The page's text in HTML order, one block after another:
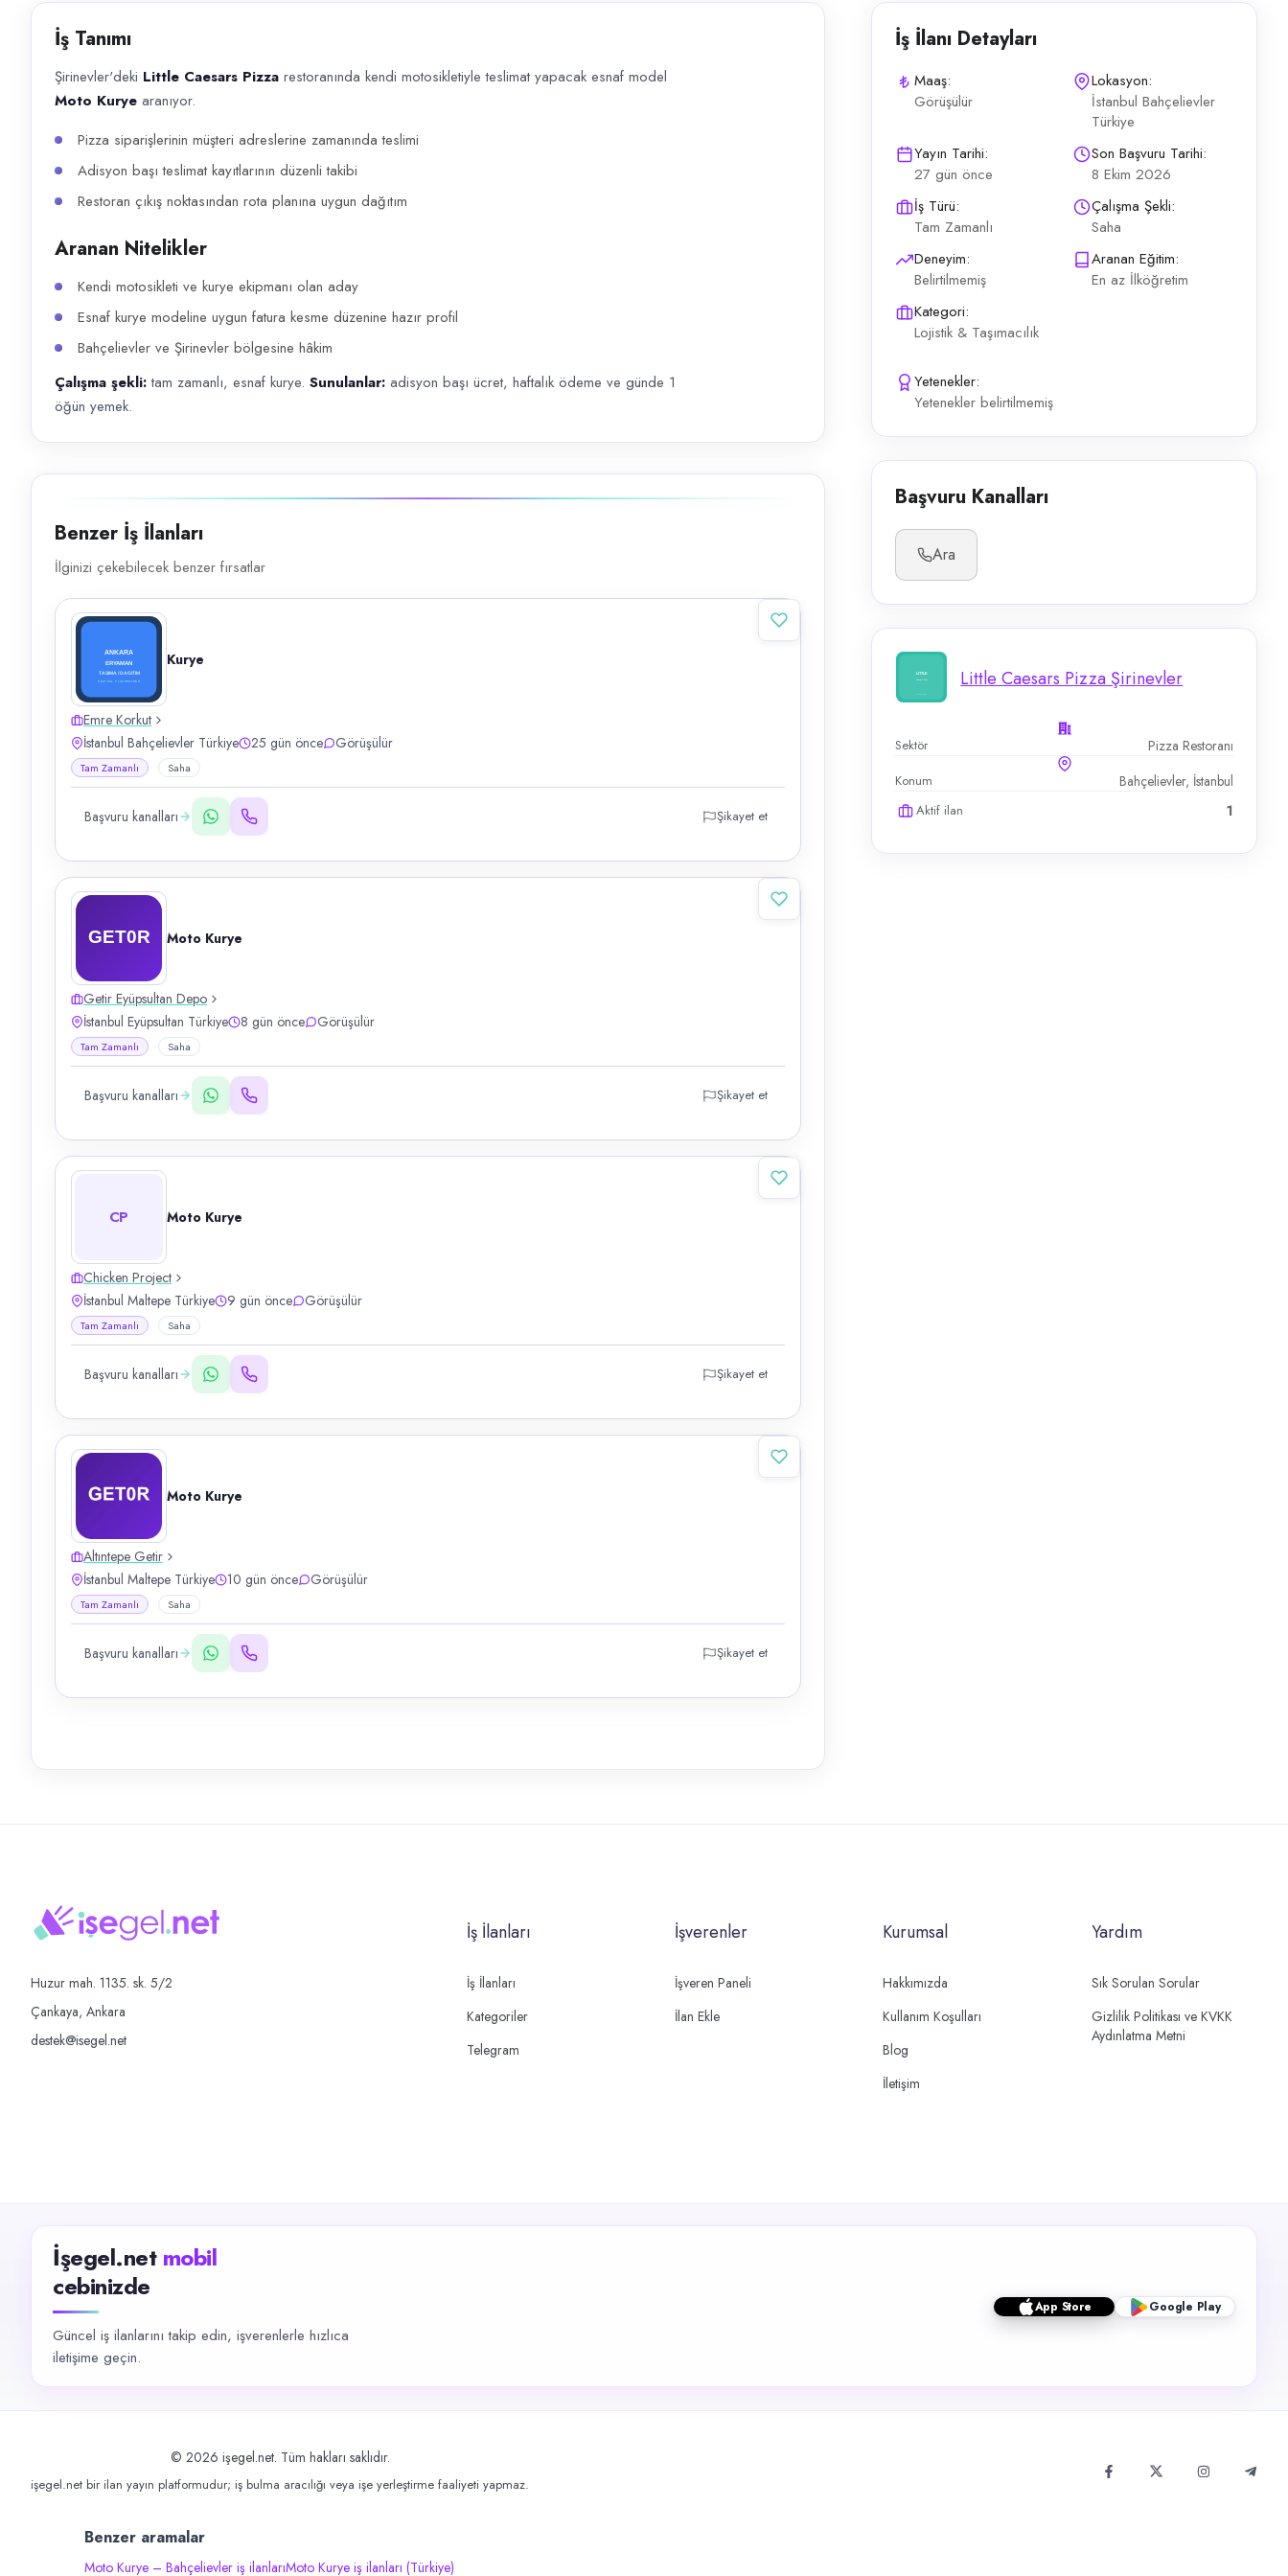
Başvuru kanalları
İlan açıklaması
Şirinevler'deki Little Caesars Pizza restoranında kendi motosikletiyle teslimat yapacak esnaf model Moto Kurye aranıyor. Pizza siparişlerinin müşteri adreslerine zamanında teslimi Adisyon başı teslimat
İş Tanımı
Şirinevler'deki Little Caesars Pizza restoranında kendi motosikletiyle teslimat yapacak esnaf model
Moto Kurye aranıyor.
Pizza siparişlerinin müşteri adreslerine zamanında teslimi
Adisyon başı teslimat kayıtlarının düzenli takibi
Restoran çıkış noktasından rota planına uygun dağıtım
Aranan Nitelikler
Kendi motosikleti ve kurye ekipmanı olan aday
Esnaf kurye modeline uygun fatura kesme düzenine hazır profil
Bahçelievler ve Şirinevler bölgesine hâkim
Çalışma şekli:tam zamanlı, esnaf kurye. Sunulanlar: adisyon başı ücret, haftalık ödeme ve günde 1
öğün yemek.
İş İlanı Detayları
Maaş:
Görüşülür
Lokasyon:
İstanbul Bahçelievler
Türkiye
Yayın Tarihi:
27 gün önce
Son Başvuru Tarihi:
8 Ekim 2026
İş Türü:
Tam Zamanlı
Çalışma Şekli:
Saha
Deneyim:
Belirtilmemiş
Aranan Eğitim:
En az İlköğretim
Kategori:
Lojistik & Taşımacılık
Yetenekler:
Yetenekler belirtilmemiş
Başvuru Kanalları
Ara
Little Caesars Pizza Şirinevler
Sektör Pizza Restoranı
Konum Bahçelievler, İstanbul
Aktif ilan 1
Benzer İş İlanları
İlginizi çekebilecek benzer fırsatlar
Kurye
Emre Korkut
İstanbul Bahçelievler Türkiye
25 gün önce Görüşülür
Tam Zamanlı Saha
Başvuru kanalları Şikayet et
Moto Kurye
Getir Eyüpsultan Depo
İstanbul Eyüpsultan Türkiye
8 gün önce Görüşülür
Tam Zamanlı Saha
Başvuru kanalları Şikayet et
CP Moto Kurye
Chicken Project
İstanbul Maltepe Türkiye
9 gün önce Görüşülür
Tam Zamanlı Saha
Başvuru kanalları Şikayet et
Moto Kurye
Altıntepe Getir
İstanbul Maltepe Türkiye
10 gün önce Görüşülür
Tam Zamanlı Saha
Başvuru kanalları Şikayet et
Huzur mah. 1135. sk. 5/2
Çankaya, Ankara
destek@isegel.net
İş İlanları
İş İlanları
Kategoriler
Telegram
İşverenler
İşveren Paneli
İlan Ekle
Kurumsal
Hakkımızda
Kullanım Koşulları
Blog
İletişim
Yardım
Sık Sorulan Sorular
Gizlilik Politikası ve KVKK
Aydınlatma Metni
İşegel.net mobil
cebinizde
Güncel iş ilanlarını takip edin, işverenlerle hızlıca
iletişime geçin.
App Store Google Play
© 2026 işegel.net. Tüm hakları saklıdır.
işegel.net bir ilan yayın platformudur; iş bulma aracılığı veya işe yerleştirme faaliyeti yapmaz.
Benzer aramalar
Moto Kurye – Bahçelievler iş ilanlarıMoto Kurye iş ilanları (Türkiye)